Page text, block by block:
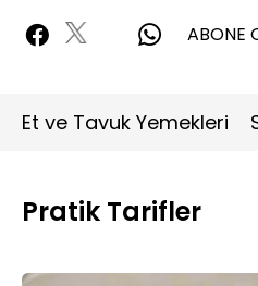
ABONE
Et ve Tavuk Yemekleri
Pratik Tarifler